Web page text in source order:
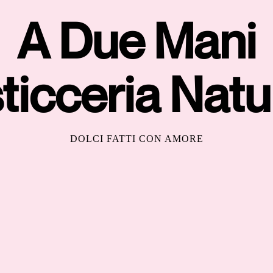
A Due Mani
DOLCI FATTI CON AMORE